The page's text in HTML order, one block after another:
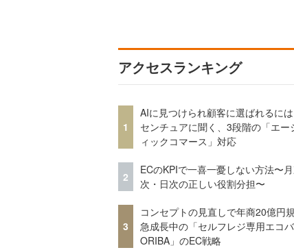
アクセスランキング
1
AIに見つけられ顧客に選ばれるに
センチュアに聞く、3段階の「エー
ィックコマース」対応
2
ECのKPIで一喜一憂しない方法〜
次・日次の正しい役割分担〜
3
コンセプトの見直しで年商20億円
急成長中の「セルフレジ専用エコ
ORIBA」のEC戦略